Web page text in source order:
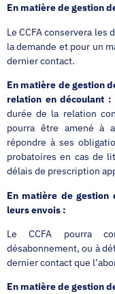
En matière degestion
Le CCFA conservera
la demande et pour un
dernier contact.
En matière de gestion
relation en découlant :
durée de la relation
pourra être amené à
répondre à ses
probatoires en cas de
délais de prescription
En matière de
leurs envois :
Le CCFA pourra
désabonnement, ou à
dernier contact que
En matière de gestion